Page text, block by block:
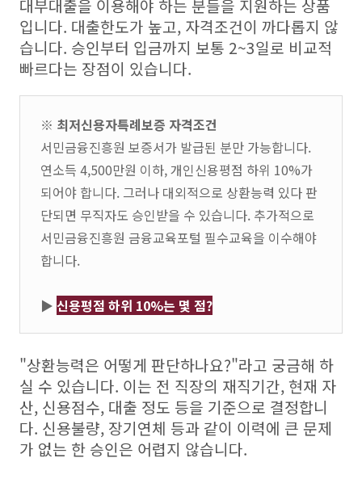
대부대출을 이용해야 하는 분들을 지원하는 상품
입니다. 대출한도가 높고, 자격조건이 까다롭지 않
습니다. 승인부터 입금까지 보통 2~3일로 비교적
빠르다는 장점이 있습니다.
※ 최저신용자특례보증 자격조건
서민금융진흥원 보증서가 발급된 분만 가능합니다.
연소득 4,500만원 이하, 개인신용평점 하위 10%가
되어야 합니다. 그러나 대외적으로 상환능력 있다 판
단되면 무직자도 승인받을 수 있습니다. 추가적으로
서민금융진흥원 금융교육포털 필수교육을 이수해야
합니다.
▶ 신용평점 하위 10%는 몇 점?
"상환능력은 어떻게 판단하나요?"라고 궁금해 하
실 수 있습니다. 이는 전 직장의 재직기간, 현재 자
산, 신용점수, 대출 정도 등을 기준으로 결정합니
다. 신용불량, 장기연체 등과 같이 이력에 큰 문제
가 없는 한 승인은 어렵지 않습니다.